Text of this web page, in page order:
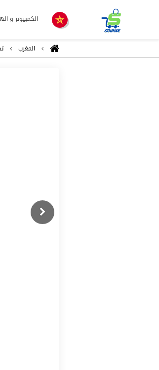
الكمبيوتر و
المغرب
Previous